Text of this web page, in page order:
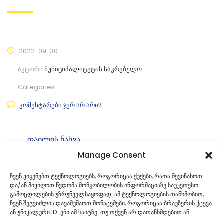
Manage Consent
ჩვენ ვიყენებთ ტექნოლოგიებს, როგორიცაა ქუქები, რათა შევინახოთ
და/ან მივიღოთ წვდომა მოწყობილობის ინფორმაციაზე საუკეთესო
გამოცდილების უზრუნველსაყოფად. ამ ტექნოლოგიების თანხმობით,
ჩვენ შეგვიძლია დავამუშაოთ მონაცემები, როგორიცაა ბრაუზერის ქცევა
ან უნიკალური ID-ები ამ საიტზე. თუ თქვენ არ დათანხმდებით ან
2022-09-30
ავტორი მუნიციპალიტეტის საკრებულო
Categories:
კომენტარები ჯერ არ არის
ფაილის ნახვა
კატეგორიასაკრებულოს განკარგულებები
ID:გ-49.492227310